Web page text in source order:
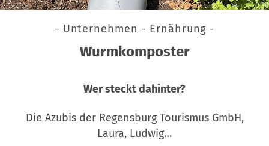
- Unternehmen - Ernährung -
Wurmkomposter
Wer steckt dahinter?
Die Azubis der Regensburg Tourismus GmbH,
Laura, Ludwig…